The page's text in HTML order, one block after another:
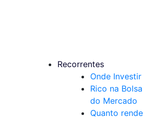
Recorrentes
Onde Investir
Rico na
do Mercado
Quanto rende